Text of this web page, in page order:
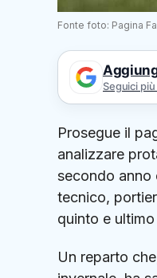
Fonte foto: Pagina
Seguici
Prosegue il
analizzare
secondo anno
tecnico,
quinto e
Un reparto